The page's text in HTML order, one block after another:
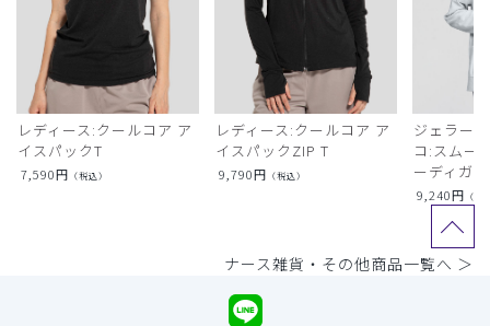
レディース:クールコア ア
イスパックT
7,590円 （税込）
レディース:クールコア ア
イスパックZIP T
9,790円 （税込）
ジェラー
コ:スムー
ーディガン
9,240円 （税
ナース雑貨・その他商品一覧へ ＞